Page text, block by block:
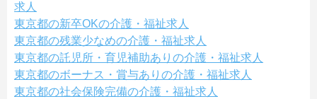
求人
東京都の新卒OKの介護・福祉求人
東京都の残業少なめの介護・福祉求人
東京都の託児所・育児補助ありの介護・福祉求人
東京都のボーナス・賞与ありの介護・福祉求人
東京都の社会保険完備の介護・福祉求人